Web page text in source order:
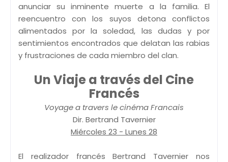
anunciar su inminente muerte a la familia. El
reencuentro con los suyos detona conflictos
alimentados por la soledad, las dudas y por
sentimientos encontrados que delatan las rabias
y frustraciones de cada miembro del clan.
Un Viaje a través del Cine
Francés
Voyage a travers le cinéma Francais
Dir. Bertrand Tavernier
Miércoles 23 - Lunes 28
El realizador francés Bertrand Tavernier nos